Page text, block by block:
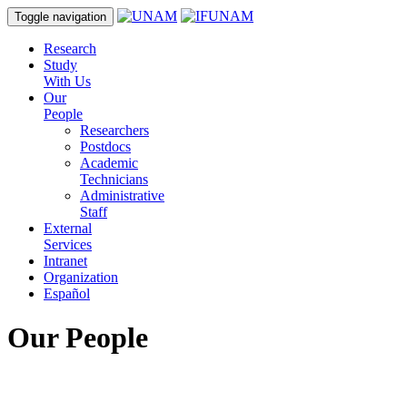
Toggle navigation
Research
Study
With Us
Our
People
Researchers
Postdocs
Academic
Technicians
Administrative
Staff
External
Services
Intranet
Organization
Español
Our People